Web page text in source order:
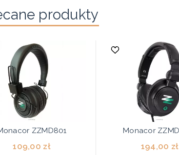
produkty
ZZMD801
109,00 zł
Monacor
194,00 zł